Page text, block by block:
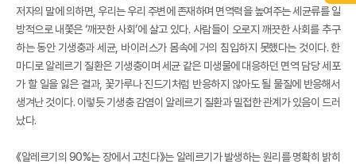
저자의 말에 의하면, 우리는 우리 주변에 존재하며 면역력을 높여주는 세균류를 일
방적으로 내쫓은 ‘깨끗한 사회’에 살고 있다. 사람들이 오로지 깨끗한 사회를 추구
하는 동안 기생충과 세균, 바이러스가 몸속에 거의 침입하지 못했다는 것이다. 한
마디로 알레르기 질환은 기생충이며 세균 같은 미생물에 대응하던 면역 담당 세포
가 할 일을 잃은 결과, 꽃가루나 진드기처럼 반응하지 않아도 될 물질에 반응해서
생겨난 것이다. 이렇듯 기생충 감염이 알레르기 질환과 밀접한 관계가 있음이 드러
났다.
《알레르기의 90%는 장에서 고친다》는 알레르기가 발생하는 원리를 명확히 밝히